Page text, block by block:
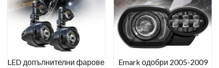
LED допълнителни фарове
Emark одобри 2005-2009